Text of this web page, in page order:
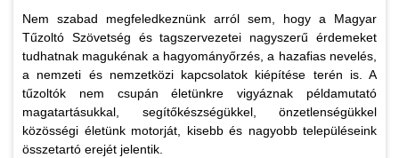
Nem szabad megfeledkeznünk arról sem, hogy a Magyar
Tűzoltó Szövetség és tagszervezetei nagyszerű érdemeket
tudhatnak magukénak a hagyományőrzés, a hazafias nevelés,
a nemzeti és nemzetközi kapcsolatok kiépítése terén is. A
tűzoltók nem csupán életünkre vigyáznak példamutató
magatartásukkal, segítőkészségükkel, önzetlenségükkel
közösségi életünk motorját, kisebb és nagyobb településeink
összetartó erejét jelentik.